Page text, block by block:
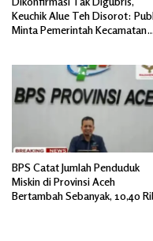
Keuchik Alue Teh Disorot:
Minta Pemerintah Kecamatan
BPS Catat Jumlah Penduduk
Miskin di Provinsi Aceh
Bertambah Sebanyak, 10,40